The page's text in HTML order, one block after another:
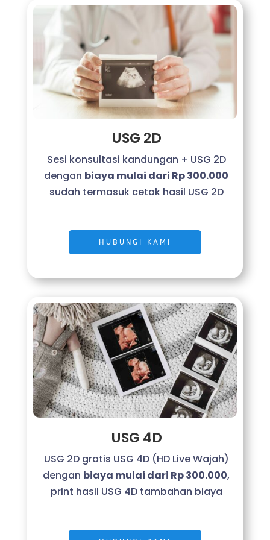
USG 2D
Sesi konsultasi kandungan + USG 2D
dengan biaya mulai dari Rp 300.000
sudah termasuk cetak hasil USG 2D
HUBUNGI KAMI
USG 4D
USG 2D gratis USG 4D (HD Live Wajah)
dengan biaya mulai dari Rp 300.000,
print hasil USG 4D tambahan biaya